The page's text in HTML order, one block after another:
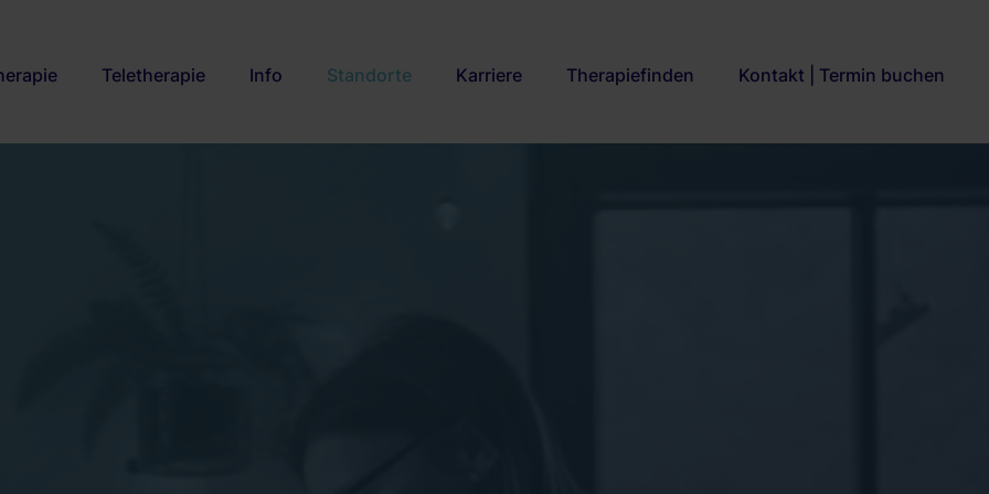
Teletherapie Info Standorte Karriere Therapiefinden Kontakt | Termin buchen